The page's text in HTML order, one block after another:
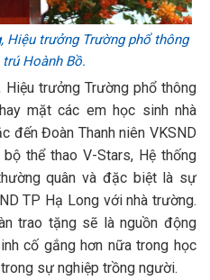
Hiệu trưởng Trường phổ thông
Hoành Bồ.
Hiệu trưởng Trường phổ thông
mặt các em học sinh nhà
đến Đoàn Thanh niên VKSND
thể thao V-Stars, Hệ thống
quân và đặc biệt là sự
TP Hạ Long với nhà trường.
trao tặng sẽ là nguồn động
cố gắng hơn nữa trong học
sự nghiệp trồng người.